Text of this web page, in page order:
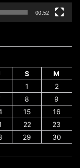
00:52
S
M
1
2
8
9
15
16
22
23
29
30